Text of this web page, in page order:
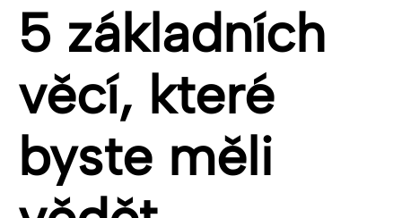
5 základních
věcí, které
byste měli